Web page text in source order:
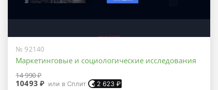
№ 92140
Маркетинговые и социологические исследования
14 990 ₽
10493 ₽ или в Сплит 2 623 ₽